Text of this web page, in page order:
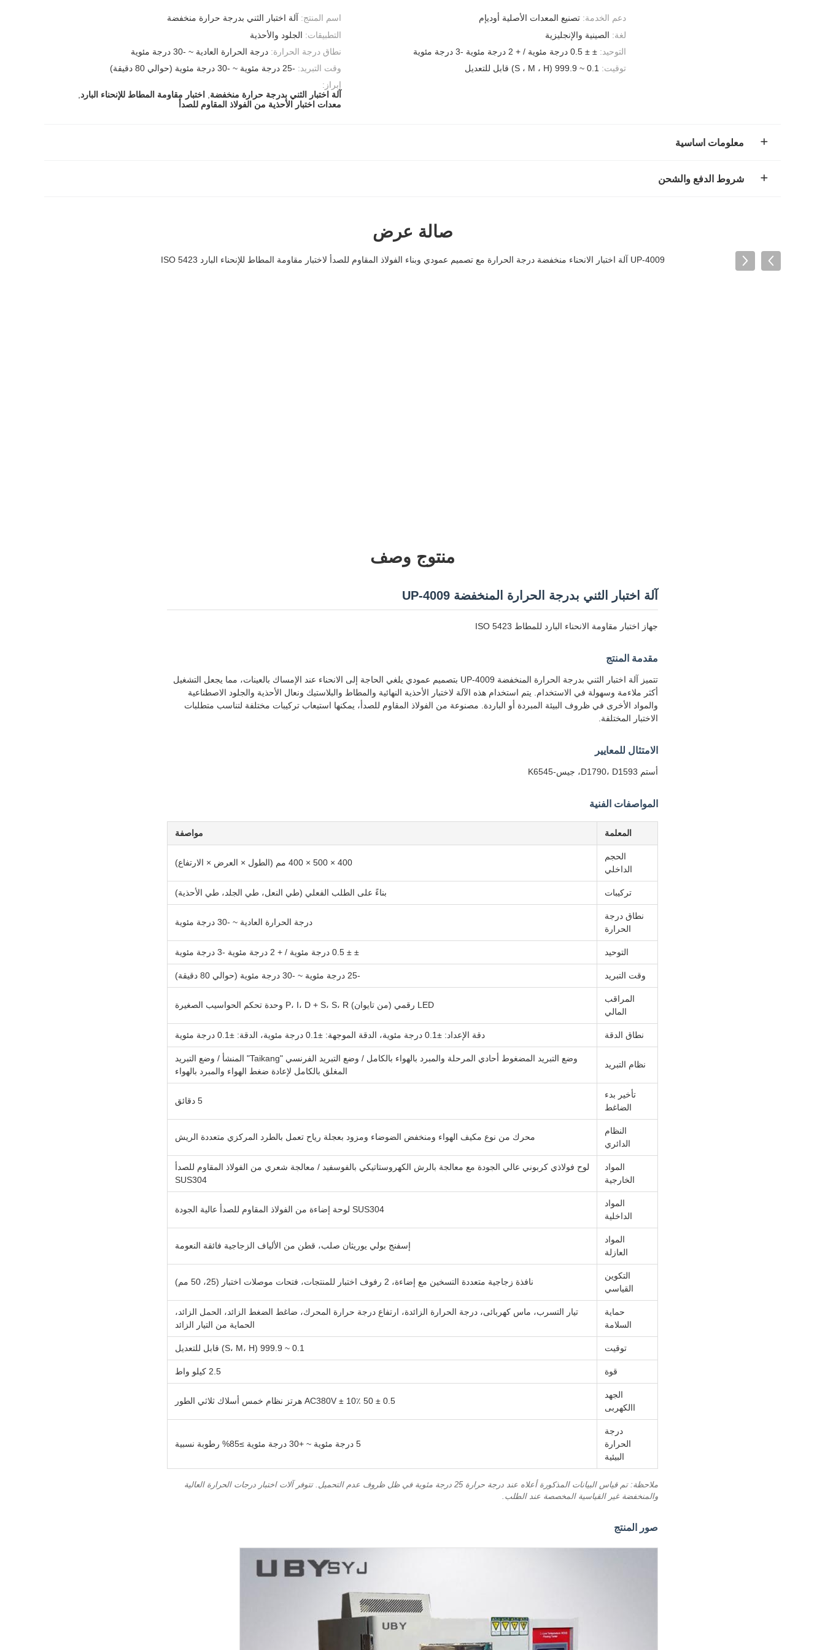
اسم المنتج: آلة اختبار الثني بدرجة حرارة منخفضة دعم الخدمة: تصنيع المعدات الأصلية أوديإم
التطبيقات: الجلود والأحذية لغة: الصينية والإنجليزية
نطاق درجة الحرارة: درجة الحرارة العادية ~ -30 درجة مئوية التوحيد: ± ± 0.5 درجة مئوية / + 2 درجة مئوية -3 درجة مئوية
وقت التبريد: -25 درجة مئوية ~ -30 درجة مئوية (حوالي 80 دقيقة) توقيت: 0.1 ~ 999.9 (S ، M ، H) قابل للتعديل
إبراز:
آلة اختبار الثني بدرجة حرارة منخفضة, اختبار مقاومة المطاط للإنحناء البارد,
معدات اختبار الأحذية من الفولاذ المقاوم للصدأ
معلومات اساسية
شروط الدفع والشحن
صالة عرض
UP-4009 آلة اختبار الانحناء منخفضة درجة الحرارة مع تصميم عمودي وبناء الفولاذ المقاوم للصدأ لاختبار مقاومة المطاط للإنحناء البارد ISO 5423
منتوج وصف
آلة اختبار الثني بدرجة الحرارة المنخفضة UP-4009
جهاز اختبار مقاومة الانحناء البارد للمطاط ISO 5423
مقدمة المنتج
تتميز آلة اختبار الثني بدرجة الحرارة المنخفضة UP-4009 بتصميم عمودي يلغي الحاجة إلى الانحناء عند الإمساك بالعينات، مما يجعل التشغيل
أكثر ملاءمة وسهولة في الاستخدام. يتم استخدام هذه الآلة لاختبار الأحذية النهائية والمطاط والبلاستيك ونعال الأحذية والجلود الاصطناعية
والمواد الأخرى في ظروف البيئة المبردة أو الباردة. مصنوعة من الفولاذ المقاوم للصدأ، يمكنها استيعاب تركيبات مختلفة لتناسب متطلبات
الاختبار المختلفة.
الامتثال للمعايير
أستم D1790، D1593، جيس-K6545
المواصفات الفنية
المعلمة مواصفة
الحجم
الداخلي
400 × 500 × 400 مم (الطول × العرض × الارتفاع)
تركيبات بناءً على الطلب الفعلي (طي النعل، طي الجلد، طي الأحذية)
نطاق درجة
الحرارة
درجة الحرارة العادية ~ -30 درجة مئوية
التوحيد ± ± 0.5 درجة مئوية / + 2 درجة مئوية -3 درجة مئوية
وقت التبريد -25 درجة مئوية ~ -30 درجة مئوية (حوالي 80 دقيقة)
المراقب
المالي
LED رقمي (من تايوان) P، I، D + S، S، R وحدة تحكم الحواسيب الصغيرة
نطاق الدقة دقة الإعداد: ±0.1 درجة مئوية، الدقة الموجهة: ±0.1 درجة مئوية، الدقة: ±0.1 درجة مئوية
نظام التبريد
وضع التبريد المضغوط أحادي المرحلة والمبرد بالهواء بالكامل / وضع التبريد الفرنسي "Taikang" المنشأ / وضع التبريد
المغلق بالكامل لإعادة ضغط الهواء والمبرد بالهواء
تأخير بدء
الضاغط
5 دقائق
النظام
الدائري
محرك من نوع مكيف الهواء ومنخفض الضوضاء ومزود بعجلة رياح تعمل بالطرد المركزي متعددة الريش
المواد
الخارجية
لوح فولاذي كربوني عالي الجودة مع معالجة بالرش الكهروستاتيكي بالفوسفيد / معالجة شعري من الفولاذ المقاوم للصدأ
SUS304
المواد
الداخلية
SUS304 لوحة إضاءة من الفولاذ المقاوم للصدأ عالية الجودة
المواد
العازلة
إسفنج بولي يوريثان صلب، قطن من الألياف الزجاجية فائقة النعومة
التكوين
القياسي
نافذة زجاجية متعددة التسخين مع إضاءة، 2 رفوف اختبار للمنتجات، فتحات موصلات اختبار (25، 50 مم)
حماية
السلامة
تيار التسرب، ماس كهربائى، درجة الحرارة الزائدة، ارتفاع درجة حرارة المحرك، ضاغط الضغط الزائد، الحمل الزائد،
الحماية من التيار الزائد
توقيت 0.1 ~ 999.9 (S، M، H) قابل للتعديل
قوة 2.5 كيلو واط
الجهد
االكهربى
AC380V ± 10٪ 50 ± 0.5 هرتز نظام خمس أسلاك ثلاثي الطور
درجة
الحرارة
البيئية
5 درجة مئوية ~ +30 درجة مئوية ≥85% رطوبة نسبية
ملاحظة: تم قياس البيانات المذكورة أعلاه عند درجة حرارة 25 درجة مئوية في ظل ظروف عدم التحميل. تتوفر آلات اختبار درجات الحرارة العالية
والمنخفضة غير القياسية المخصصة عند الطلب.
صور المنتج